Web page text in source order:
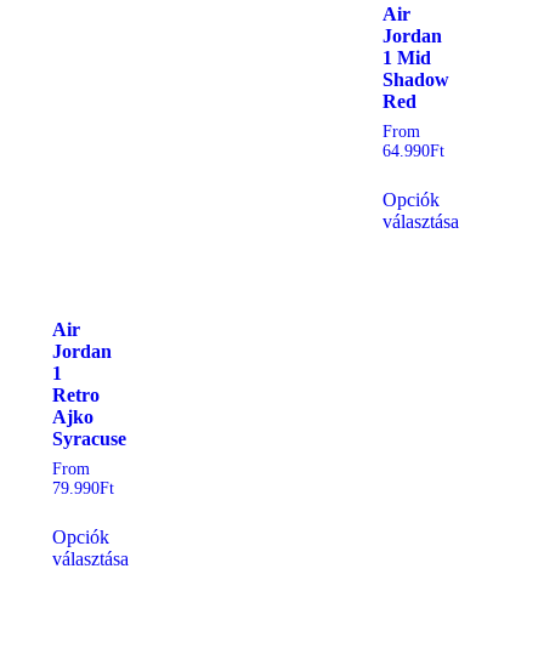
Air
Jordan
1 Mid
Shadow
Red
From
64.990Ft
Opciók
választása
Air
Jordan
1
Retro
Ajko
Syracuse
From
79.990Ft
Opciók
választása